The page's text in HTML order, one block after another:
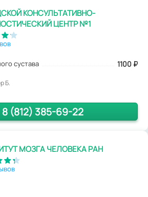
КОНСУЛЬТАТИВНО-
ЦЕНТР №1
сустава 1100 ₽
Б.
8 (812) 385-69-22
МОЗГА ЧЕЛОВЕКА РАН